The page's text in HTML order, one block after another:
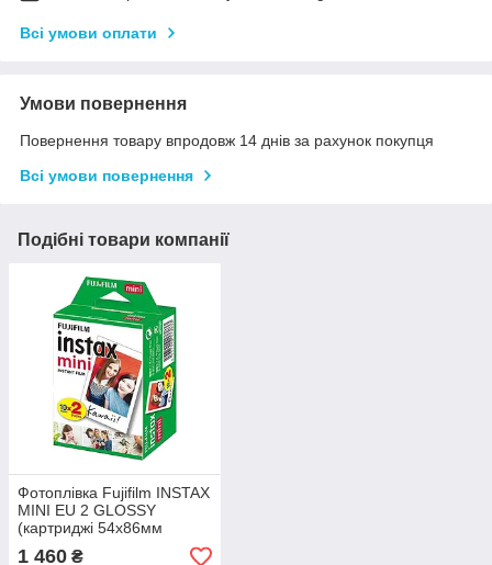
Всі умови оплати
Умови повернення
Повернення товару впродовж 14 днів за рахунок покупця
Всі умови повернення
Подібні товари компанії
Фотоплівка Fujifilm INSTAX
MINI EU 2 GLOSSY
(картриджі 54х86мм
2х10шт)
1 460 ₴